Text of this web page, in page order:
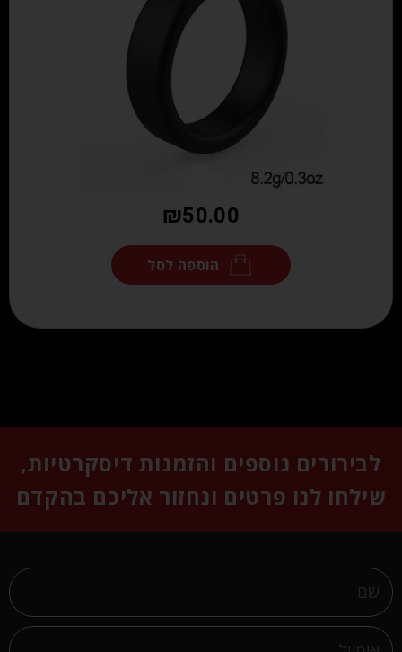
₪50.00
הוספה לסל
לבירורים נוספים והזמנות דיסקרטיות,
שילחו לנו פרטים ונחזור אליכם בהקדם